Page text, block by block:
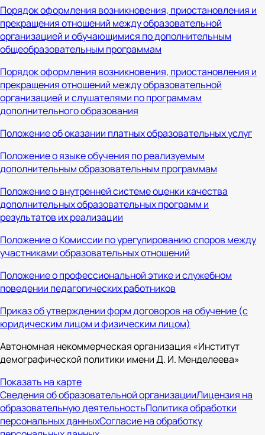
Порядок оформления возникновения, приостановления и
прекращения отношений между образовательной
организацией и обучающимися по дополнительным
общеобразовательным программам
Порядок оформления возникновения, приостановления и
прекращения отношений между образовательной
организацией и слушателями по программам
дополнительного образования
Положение об оказании платных образовательных услуг
Положение о языке обучения по реализуемым
дополнительным образовательным программам
Положение о внутренней системе оценки качества
дополнительных образовательных программ и
результатов их реализации
Положение о Комиссии по урегулированию споров между
участниками образовательных отношений
Положение о профессиональной этике и служебном
поведении педагогических работников
Приказ об утверждении форм договоров на обучение (с
юридическим лицом и физическим лицом)
Автономная некоммерческая организация «Институт
демографической политики имени Д. И. Менделеева»
Показать на карте
Сведения об образовательной организацииЛицензия на
образовательную деятельностьПолитика обработки
персональных данныхСогласие на обработку